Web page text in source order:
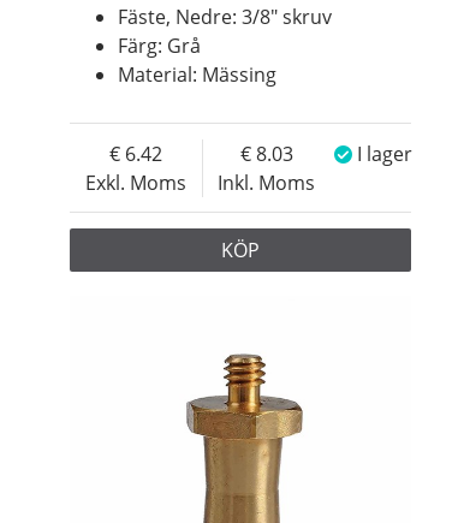
Fäste, Nedre: 3/8″ skruv
Färg: Grå
Material: Mässing
Exkl. Moms
6.42
Inkl. Moms
8.03 I lager
KÖP